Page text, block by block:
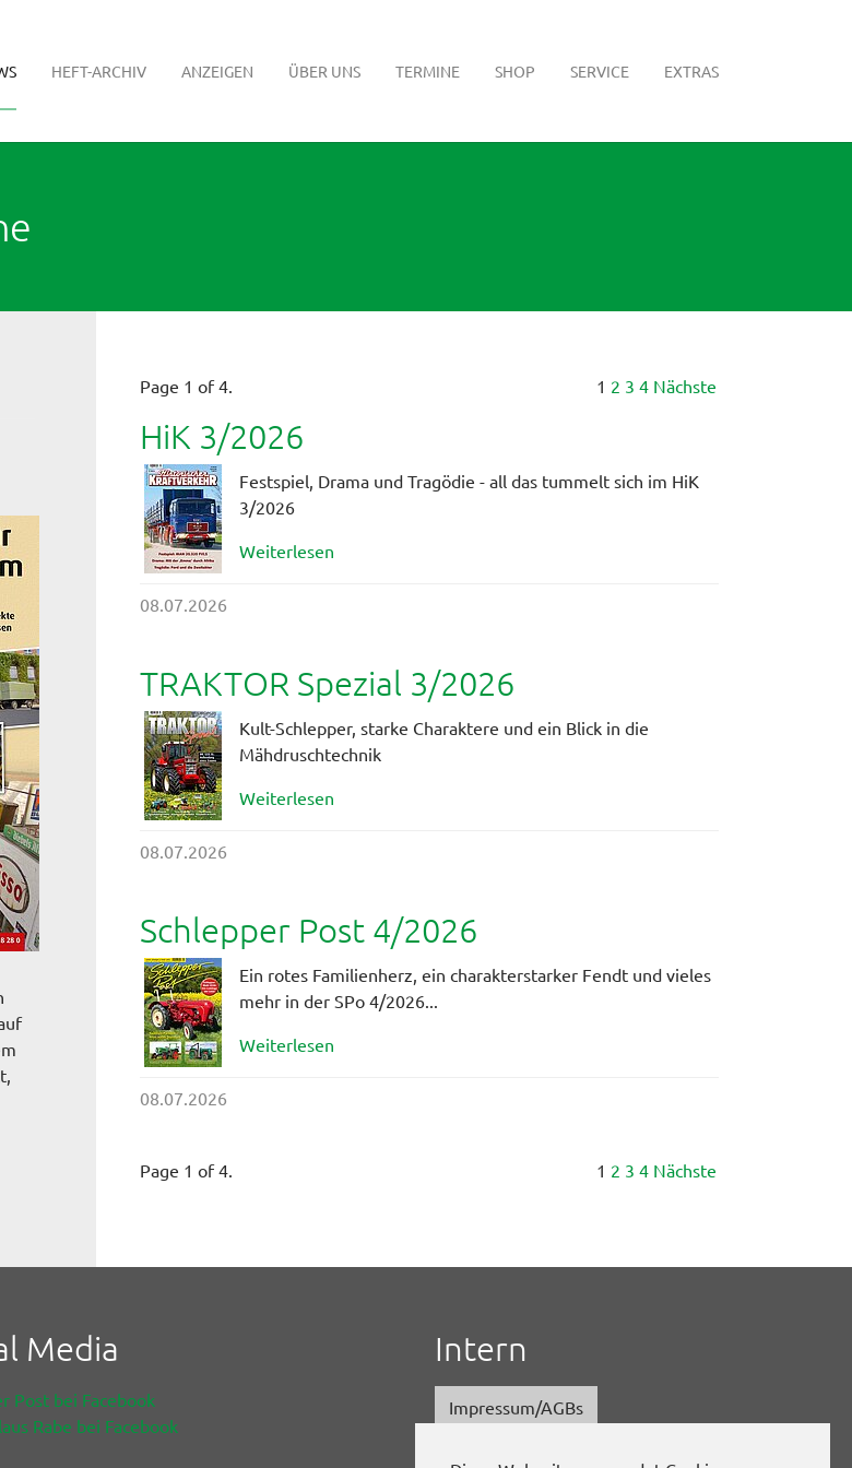
HEFT-ARCHIV ANZEIGEN ÜBER UNS TERMINE SHOP SERVICE EXTRAS
Page 1 of 4. 1 2 3 4 Nächste
HiK 3/2026
Festspiel, Drama und Tragödie - all das tummelt sich im HiK
3/2026
Weiterlesen
08.07.2026
TRAKTOR Spezial 3/2026
Kult-Schlepper, starke Charaktere und ein Blick in die
Mähdruschtechnik
Weiterlesen
08.07.2026
Schlepper Post 4/2026
Ein rotes Familienherz, ein charakterstarker Fendt und vieles
mehr in der SPo 4/2026...
Weiterlesen
08.07.2026
Page 1 of 4. 1 2 3 4 Nächste
Media
Post bei Facebook
Rabe bei Facebook
Intern
Impressum/AGBs